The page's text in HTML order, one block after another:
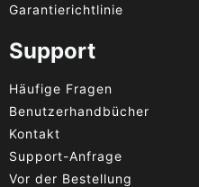
Garantierichtlinie
Support
Häufige Fragen
Benutzerhandbücher
Kontakt
Support-Anfrage
Vor der Bestellung